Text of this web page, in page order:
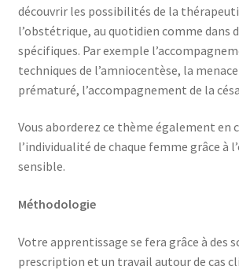
découvrir les possibilités de la
l’obstétrique, au quotidien comme dans
spécifiques. Par exemple
techniques de l’amniocentèse, la
prématuré, l’accompagnement de la
Vous aborderez ce thème également en
l’individualité de chaque femme grâce à
sensible.
Méthodologie
Votre apprentissage se fera grâce à des
prescription et un travail autour de cas